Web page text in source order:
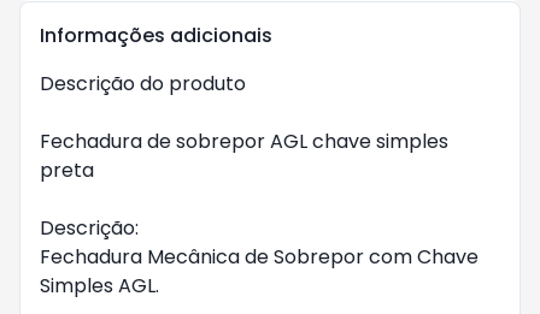
Informações adicionais
Descrição do produto
Fechadura de sobrepor AGL chave simples
preta
Descrição:
Fechadura Mecânica de Sobrepor com Chave
Simples AGL.